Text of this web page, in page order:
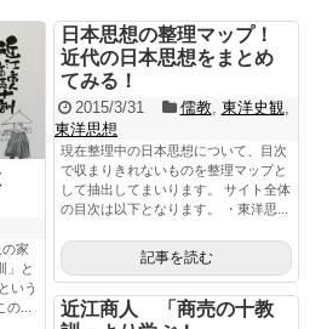
家
」と
いう
...
日本思想の整理マップ！
近代の日本思想をまとめ
てみる！
2015/3/31 儒教, 東洋史観
東洋思想
現在整理中の日本思想について、目次
で収まりきれないものを整理マップと
して抽出してまいります。 サイト全体
の目次は以下となります。 ・東洋思...
記事を読む
近江商人 「商売の十教